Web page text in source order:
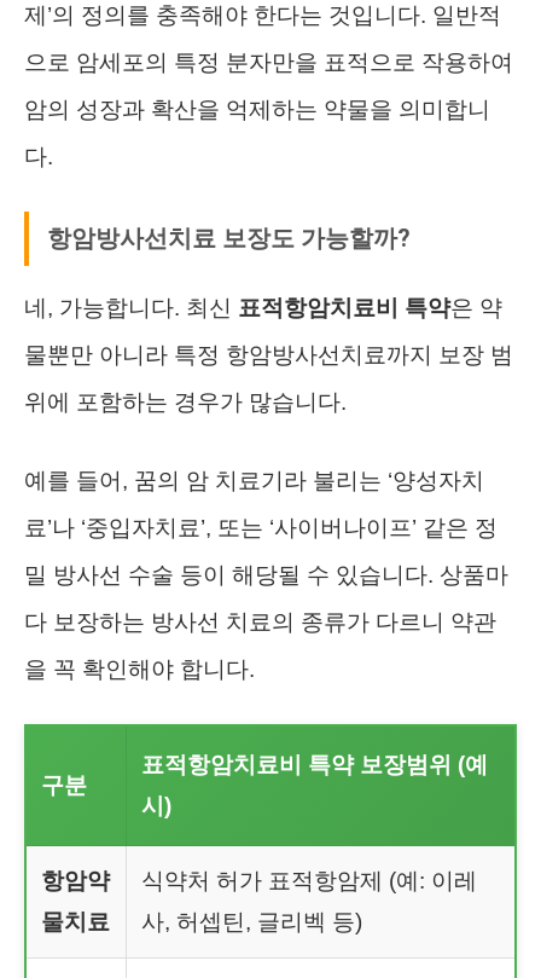
제’의 정의를 충족해야 한다는 것입니다. 일반적
으로 암세포의 특정 분자만을 표적으로 작용하여
암의 성장과 확산을 억제하는 약물을 의미합니
다.
항암방사선치료 보장도 가능할까?
네, 가능합니다. 최신 표적항암치료비 특약은 약
물뿐만 아니라 특정 항암방사선치료까지 보장 범
위에 포함하는 경우가 많습니다.
예를 들어, 꿈의 암 치료기라 불리는 ‘양성자치
료’나 ‘중입자치료’, 또는 ‘사이버나이프’ 같은 정
밀 방사선 수술 등이 해당될 수 있습니다. 상품마
다 보장하는 방사선 치료의 종류가 다르니 약관
을 꼭 확인해야 합니다.
구분
표적항암치료비 특약 보장범위 (예
시)
항암약
물치료
식약처 허가 표적항암제 (예: 이레
사, 허셉틴, 글리벡 등)